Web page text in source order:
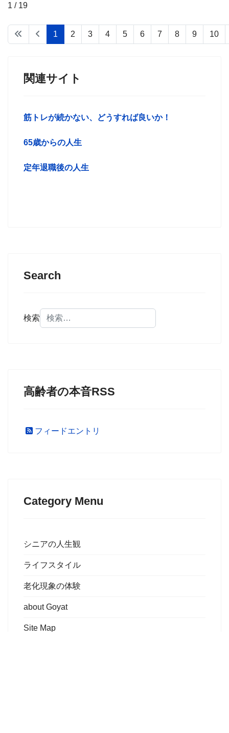
1 / 19
1 2 3 4 5 6 7 8 9 10
関連サイト
筋トレが続かない、どうすれば良いか！
65歳からの人生
定年退職後の人生
Search
検索
高齢者の本音RSS
フィードエントリ
Category Menu
シニアの人生観
ライフスタイル
老化現象の体験
about Goyat
Site Map